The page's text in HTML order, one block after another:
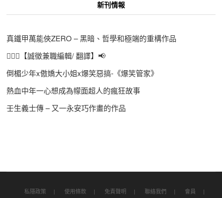
新刊情報
真鐵甲萬能俠ZERO – 黑暗、哲學和極端的重構作品
🙋🏻‍♀️【誠徵兼職編輯/ 翻譯】📢
倒楣少年x傲嬌大小姐x爆笑惡搞-《爆笑管家》
熱血中年一心想成為幪面超人的瘋狂故事
壬生義士傳 – 又一永安巧作畫的作品
私隱政策 使用條款 免責聲明 聯絡我們
會員